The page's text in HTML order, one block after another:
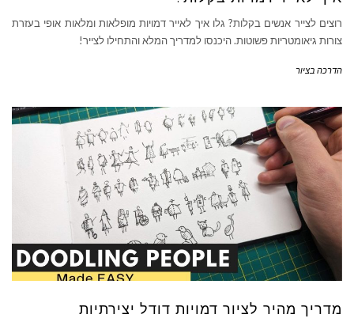
רוצים לצייר אנשים בקלות? גלו איך לאייר דמויות מופלאות ומלאות אופי בעזרת
צורות גיאומטריות פשוטות. היכנסו למדריך המלא והתחילו לצייר!
הדרכה בציור
מדריך מהיר לציור דמויות דודל יצירתיות